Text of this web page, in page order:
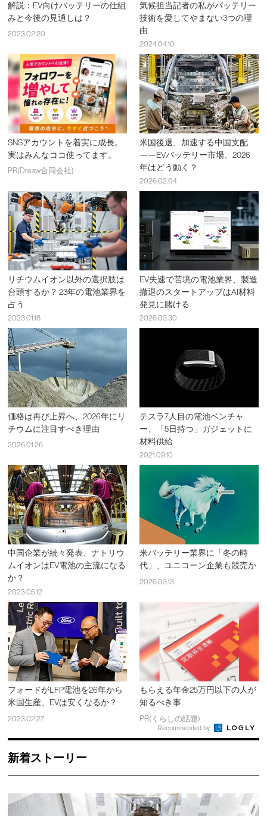
解説：EV向けバッテリーの仕組
みと今後の見通しは？
2023.02.20
気候担当記者の私がバッテリー
技術を愛してやまない3つの理
由
2024.04.10
SNSアカウントを着実に成長。
実はみんなココ使ってます。
PR(Dreaw合同会社)
米国後退、加速する中国支配
——EVバッテリー市場、2026
年はどう動く？
2026.02.04
リチウムイオン以外の選択肢は
台頭するか？ 23年の電池業界を
占う
2023.01.18
EV失速で苦境の電池業界、製造
撤退のスタートアップはAI材料
発見に賭ける
2026.03.30
価格は再び上昇へ、2026年にリ
チウムに注目すべき理由
2026.01.26
テスラ7人目の電池ベンチャ
ー、「5日持つ」ガジェットに
材料供給
2021.09.10
中国企業が続々発表、ナトリウ
ムイオンはEV電池の主流になる
か？
2023.05.12
米バッテリー業界に「冬の時
代」、ユニコーン企業も競売か
2026.03.13
フォードがLFP電池を26年から
米国生産、EVは安くなるか？
2023.02.27
もらえる年金25万円以下の人が
知るべき事
PR(くらしの話題)
Recommended by
新着ストーリー